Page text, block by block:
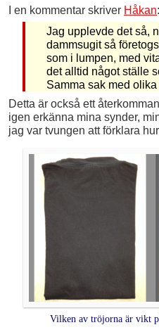
I en kommentar skriver Håkan:
Jag upplevde det så,
dammsugit så
som i lumpen, med
det alltid något ställe
Samma sak med
Detta är också ett
igen erkänna mina synder,
jag var tvungen att förklara
Vilken av tröjorna är vikt